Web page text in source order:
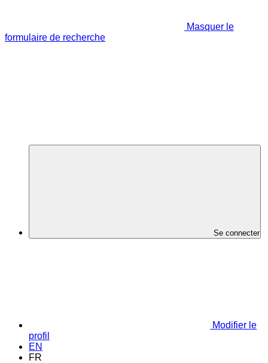
Masquer le
formulaire de recherche
Se connecter
Modifier le
profil
EN
FR